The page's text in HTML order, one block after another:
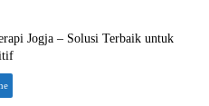
Jogja – Solusi Terbaik untuk